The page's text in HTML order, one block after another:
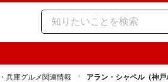
兵庫グルメ関連情報 アラン・シャペル（神戸